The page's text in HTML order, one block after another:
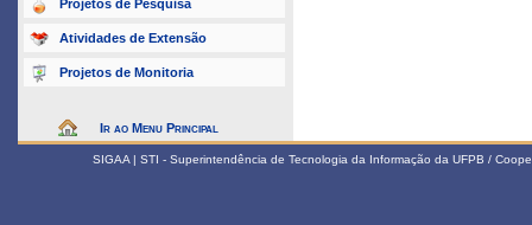
Projetos de Pesquisa
Atividades de Extensão
Projetos de Monitoria
Ir ao Menu Principal
SIGAA | STI - Superintendência de Tecnologia da Informação da UFPB /